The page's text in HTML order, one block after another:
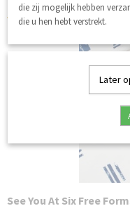
See You At Six Free
die zij mogelijk hebben
die u hen hebt verstrekt.
Later